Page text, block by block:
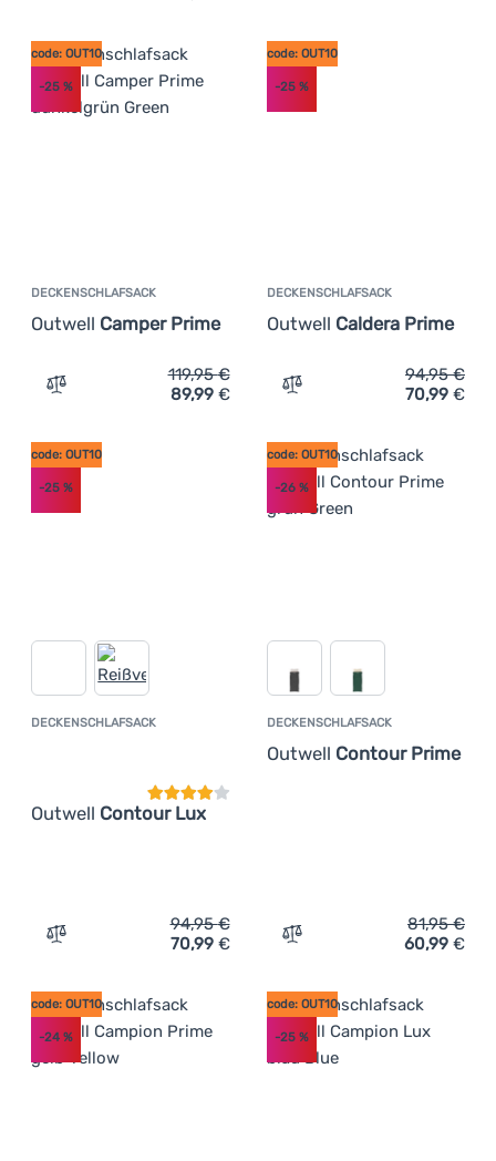
DECKENSCHLAFSACK
Outwell Camper Prime
code: OUT10
-25 %
Zum Vergleich 'Deckenschlafsack Outwell Camper
119,95€
89,99 €
DECKENSCHLAFSACK
Outwell Caldera Prime
code: OUT10
-25%
Zum Vergleich
94,95€
70,99 €
DECKENSCHLAFSACK
Outwell Contour Lux
Kundenbewertung
code: OUT10
-25 %
Zum Vergleich 'Deckenschlafsack Outwell Contour Lux'
94,95€
70,99 €
DECKENSCHLAFSACK
Outwell Contour Prime
code: OUT10
-26%
Zum Vergleich
81,95€
60,99 €
code: OUT10
-24 %
code: OUT10
-25%